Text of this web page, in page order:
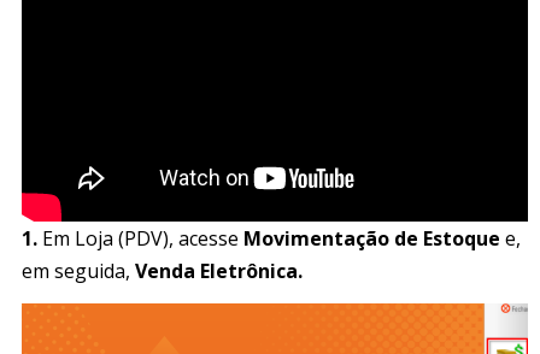
1. Em Loja (PDV), acesse Movimentação de Estoque e,
em seguida, Venda Eletrônica.